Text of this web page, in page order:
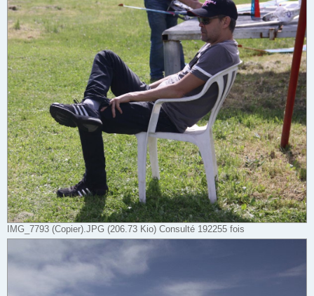
IMG_7793 (Copier).JPG (206.73 Kio) Consulté 192255 fois